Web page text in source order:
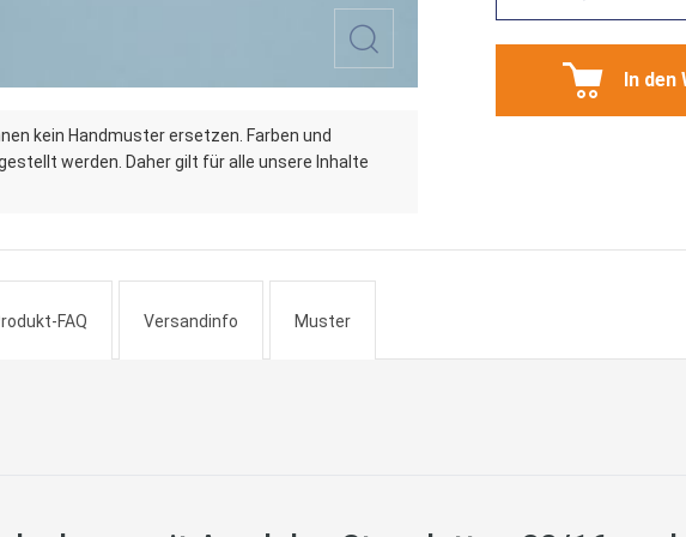
kein Handmuster ersetzen. Farben und
werden. Daher gilt für alle unsere Inhalte
In den
FAQ Versandinfo Muster